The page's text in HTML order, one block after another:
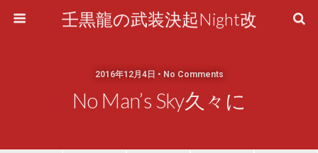
壬黒龍の武装決起Night改
2016年12月4日 • No Comments
No Man’s Sky久々に